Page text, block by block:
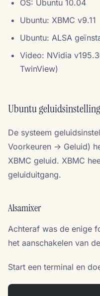
OS: Ubuntu 10.04
Ubuntu: XBMC v9.11
Ubuntu: ALSA
Video: NVidia
TwinView)
Ubuntu
De systeem
Voorkeuren -> Geluid)
XBMC geluid. XBMC
geluiduitgang.
Alsamixer
Achteraf was de enige
het aanschakelen van
Start een terminal en